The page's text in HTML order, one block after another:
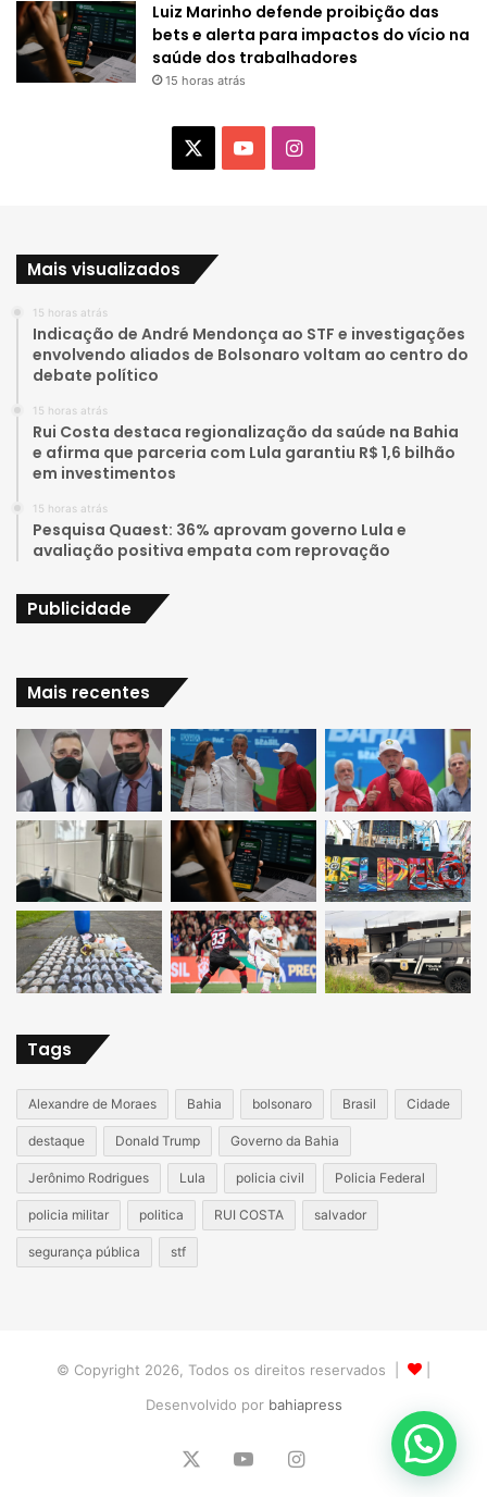
Luiz Marinho defende proibição das
bets e alerta para impactos do vício na
saúde dos trabalhadores
15 horas atrás
b
I
g
a
Mais visualizados
15 horas atrás
Indicação de André Mendonça ao STF e investigações
envolvendo aliados de Bolsonaro voltam ao centro do
debate político
15 horas atrás
Rui Costa destaca regionalização da saúde na Bahia
e afirma que parceria com Lula garantiu R$ 1,6 bilhão
em investimentos
15 horas atrás
Pesquisa Quaest: 36% aprovam governo Lula e
avaliação positiva empata com reprovação
Publicidade
Mais recentes
Tags
Alexandre de Moraes Bahia bolsonaro Brasil Cidade
destaque Donald Trump Governo da Bahia
Jerônimo Rodrigues Lula policia civil Policia Federal
policia militar politica RUI COSTA salvador
segurança pública stf
© Copyright 2026, Todos os direitos reservados |
Desenvolvido por bahiapress
YouTubeInstagram